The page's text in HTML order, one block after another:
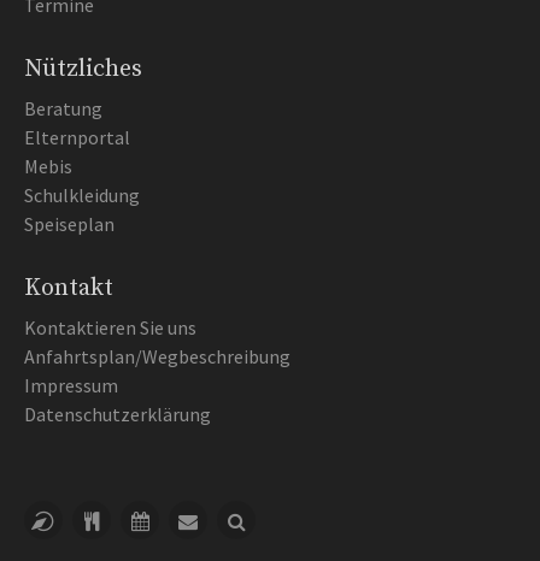
Termine
Nützliches
Beratung
Elternportal
Mebis
Schulkleidung
Speiseplan
Kontakt
Kontaktieren Sie uns
Anfahrtsplan/Wegbeschreibung
Impressum
Datenschutzerklärung